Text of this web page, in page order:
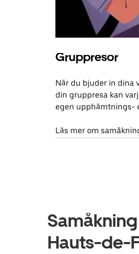
Gruppresor
När du bjuder in dina
din gruppresa kan
egen upphämtnings-
Läs mer om
Hauts-de-